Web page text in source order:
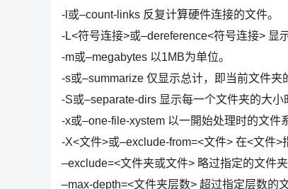
-l或–count-links 反复计算硬件连接的文件。
-L<符号连接>或–dereference<符号连接> 显
-m或–megabytes 以1MB为单位。
-s或–summarize 仅显示总计，即当前文件夹
-S或–separate-dirs 显示每一个文件夹的大小
-x或–one-file-xystem 以一開始处理时的文件
-X<文件>或–exclude-from=<文件> 在<文件>
–exclude=<文件夹或文件> 略过指定的文件夹
–max-depth=<文件夹层数> 超过指定层数的